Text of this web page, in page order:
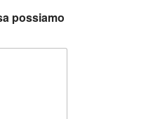
possiamo